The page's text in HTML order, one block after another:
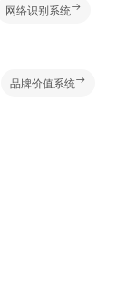
网络识别系统
品牌价值系统